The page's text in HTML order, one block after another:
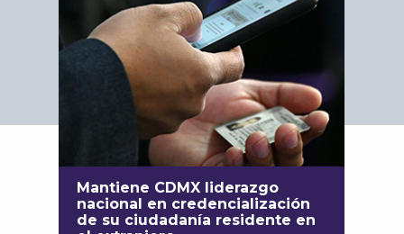
Mantiene CDMX liderazgo
nacional en credencialización
de su ciudadanía residente en